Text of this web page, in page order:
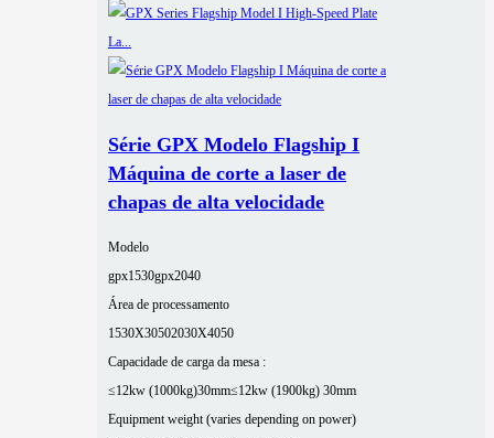
Série GPX Modelo Flagship I
Máquina de corte a laser de
chapas de alta velocidade
Modelo
gpx1530gpx2040
Área de processamento
1530X30502030X4050
Capacidade de carga da mesa :
≤12kw (1000kg)30mm≤12kw (1900kg) 30mm
Equipment weight (varies depending on power)